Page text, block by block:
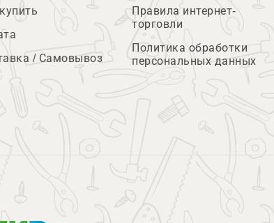
/ Самовывоз
Правила интернет-
торговли
Политика обработки
персональных данных